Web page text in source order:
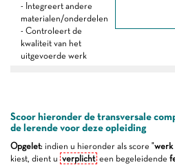
- Integreert andere
materialen/onderdelen
- Controleert de
kwaliteit van het
uitgevoerde werk
Scoor hieronder de transversale
de lerende voor deze opleiding
Opgelet: indien u hieronder als score "werk
kiest, dient u verplicht een begeleidende